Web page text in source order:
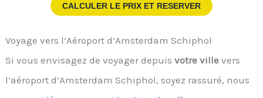
CALCULER LE PRIX ET RESERVER
Voyage vers l’Aéroport d’Amsterdam Schiphol
Si vous envisagez de voyager depuisvotre ville vers
l’aéroport d’Amsterdam Schiphol, soyez rassuré, nous